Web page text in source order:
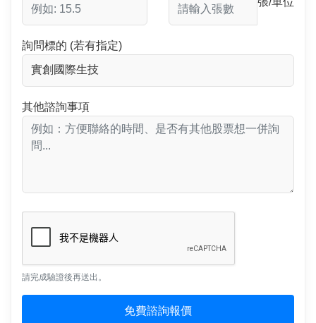
詢問標的 (若有指定)
其他諮詢事項
請完成驗證後再送出。
免費諮詢報價